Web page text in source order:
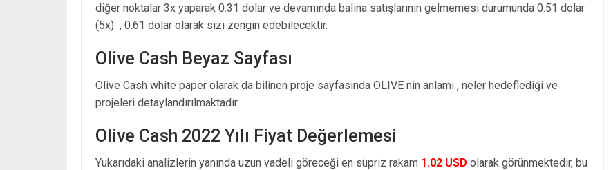
diğer noktalar 3x yaparak 0.31 dolar ve devamında balina satışlarının gelmemesi durumunda 0.51 dolar
(5x) , 0.61 dolar olarak sizi zengin edebilecektir.
Olive Cash Beyaz Sayfası
Olive Cash white paper olarak da bilinen proje sayfasında OLIVE nin anlamı , neler hedeflediği ve
projeleri detaylandırılmaktadır.
Olive Cash 2022 Yılı Fiyat Değerlemesi
Yukarıdaki analizlerin yanında uzun vadeli göreceği en süpriz rakam 1.02 USD olarak görünmektedir, bu